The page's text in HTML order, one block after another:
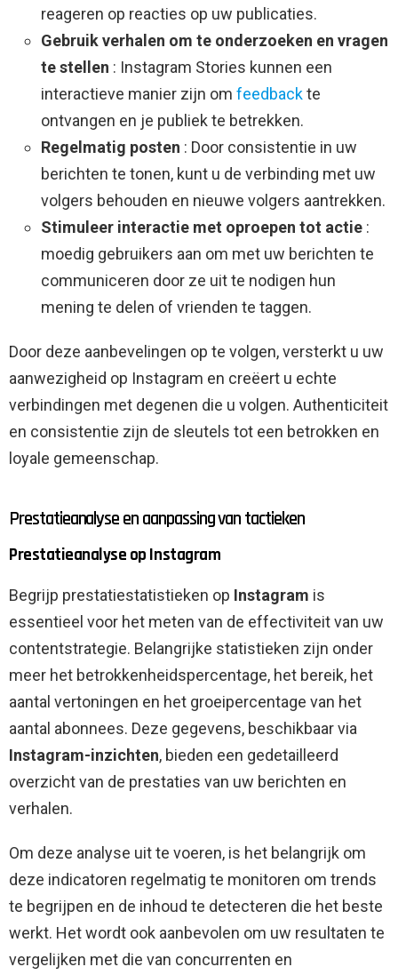
reageren op reacties op uw publicaties.
Gebruik verhalen om te onderzoeken en vragen
te stellen : Instagram Stories kunnen een
interactieve manier zijn om feedbackte
ontvangen en je publiek te betrekken.
Regelmatig posten : Door consistentie in uw
berichten te tonen, kunt u de verbinding met uw
volgers behouden en nieuwe volgers aantrekken.
Stimuleer interactie met oproepen tot actie :
moedig gebruikers aan om met uw berichten te
communiceren door ze uit te nodigen hun
mening te delen of vrienden te taggen.
Door deze aanbevelingen op te volgen, versterkt u uw
aanwezigheid op Instagram en creëert u echte
verbindingen met degenen die u volgen. Authenticiteit
en consistentie zijn de sleutels tot een betrokken en
loyale gemeenschap.
Prestatieanalyse en aanpassing van tactieken
Prestatieanalyse op Instagram
Begrijp prestatiestatistieken op Instagram is
essentieel voor het meten van de effectiviteit van uw
contentstrategie. Belangrijke statistieken zijn onder
meer het betrokkenheidspercentage, het bereik, het
aantal vertoningen en het groeipercentage van het
aantal abonnees. Deze gegevens, beschikbaar via
Instagram-inzichten, bieden een gedetailleerd
overzicht van de prestaties van uw berichten en
verhalen.
Om deze analyse uit te voeren, is het belangrijk om
deze indicatoren regelmatig te monitoren om trends
te begrijpen en de inhoud te detecteren die het beste
werkt. Het wordt ook aanbevolen om uw resultaten te
vergelijken met die van concurrenten en